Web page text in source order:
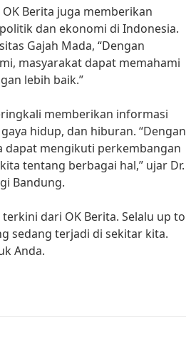
Berita juga memberikan
dan ekonomi di Indonesia.
Gajah Mada, “Dengan
masyarakat dapat memahami
lebih baik.”
memberikan informasi
hidup, dan hiburan. “Dengan
mengikuti perkembangan
tentang berbagai hal,” ujar Dr.
Bandung.
dari OK Berita. Selalu up to
sedang terjadi di sekitar kita.
Anda.